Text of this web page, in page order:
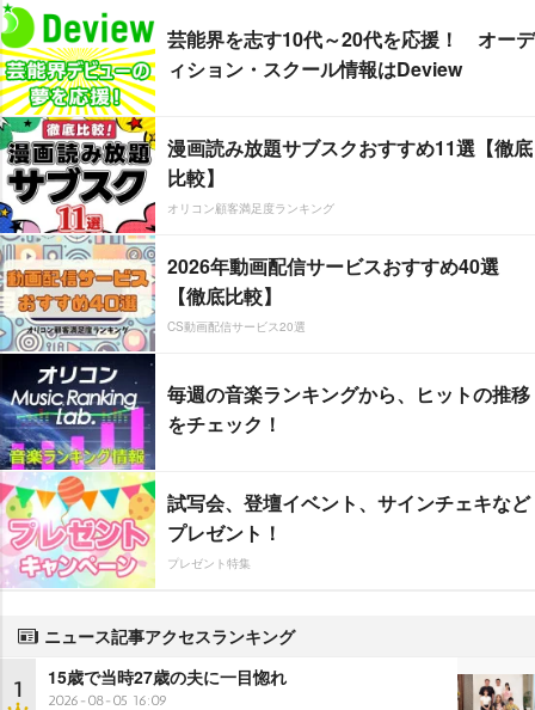
芸能界を志す10代～20代を応援！ オーデ
ィション・スクール情報はDeview
漫画読み放題サブスクおすすめ11選【徹底
比較】
オリコン顧客満足度ランキング
2026年動画配信サービスおすすめ40選
【徹底比較】
CS動画配信サービス20選
毎週の音楽ランキングから、ヒットの推移
をチェック！
試写会、登壇イベント、サインチェキなど
プレゼント！
プレゼント特集
ニュース記事アクセスランキング
1 15歳で当時27歳の夫に一目惚れ
2026-08-05 16:09